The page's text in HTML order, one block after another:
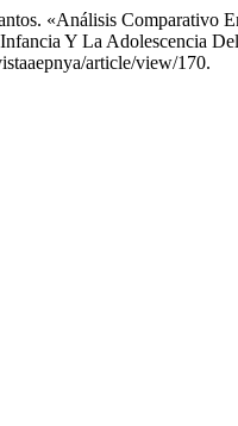
«Análisis Comparativo
Y La Adolescencia
article/view/170.